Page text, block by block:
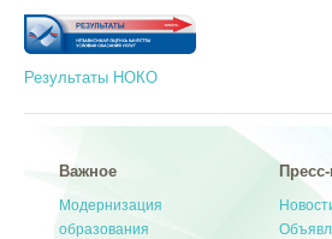
Результаты НОКО
Важное
Модернизация
образования